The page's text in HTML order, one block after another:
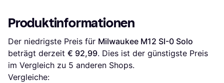
Produktinformationen
Der niedrigste Preis für Milwaukee M12 SI-0 Solo
beträgt derzeit € 92,99. Dies ist der günstigste Preis
im Vergleich zu 5 anderen Shops.
Vergleiche: